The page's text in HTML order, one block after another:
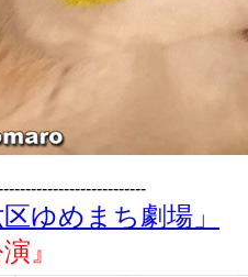
区ゆめまち劇場」
』